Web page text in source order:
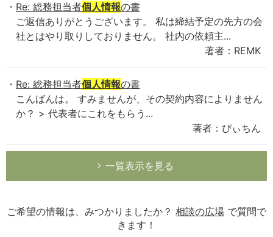
Re: 総務担当者個人情報の書
ご返信ありがとうございます。 私は締結予定の先方の会
社とはやり取りしておりません。 社内の依頼主...
著者：REMK
Re: 総務担当者個人情報の書
こんばんは。 すみませんが、その契約内容によりません
か？ > 代表者にこれをもらう...
著者：ぴぃちん
一覧表示を見る
ご希望の情報は、みつかりましたか？ 相談の広場 で質問で
きます！